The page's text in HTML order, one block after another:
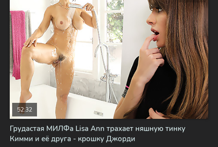
Грудастая МИЛФа Lisa Ann трахает няшную тинку
Кимми и её друга - крошку Джорди
52:32